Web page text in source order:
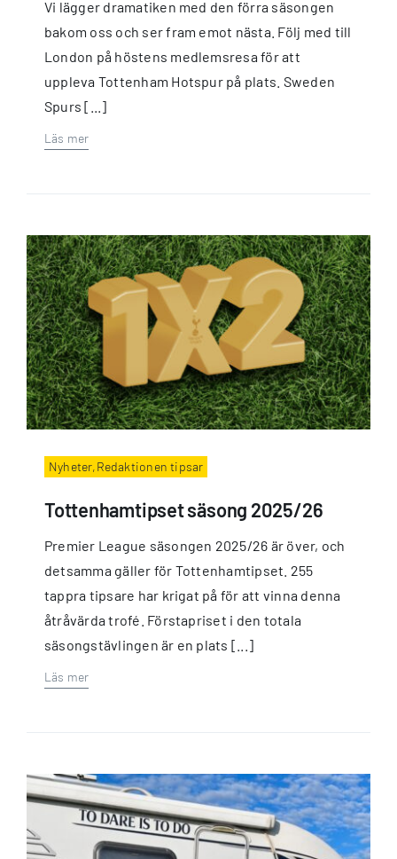
Vi lägger dramatiken med den förra säsongen
bakom oss och ser fram emot nästa. Följ med till
London på höstens medlemsresa för att
uppleva Tottenham Hotspur på plats. Sweden
Spurs [...]
Läs mer
Nyheter,Redaktionen tipsar
Tottenhamtipset säsong 2025/26
Premier League säsongen 2025/26 är över, och
detsamma gäller för Tottenhamtipset. 255
tappra tipsare har krigat på för att vinna denna
åtråvärda trofé. Förstapriset i den totala
säsongstävlingen är en plats [...]
Läs mer